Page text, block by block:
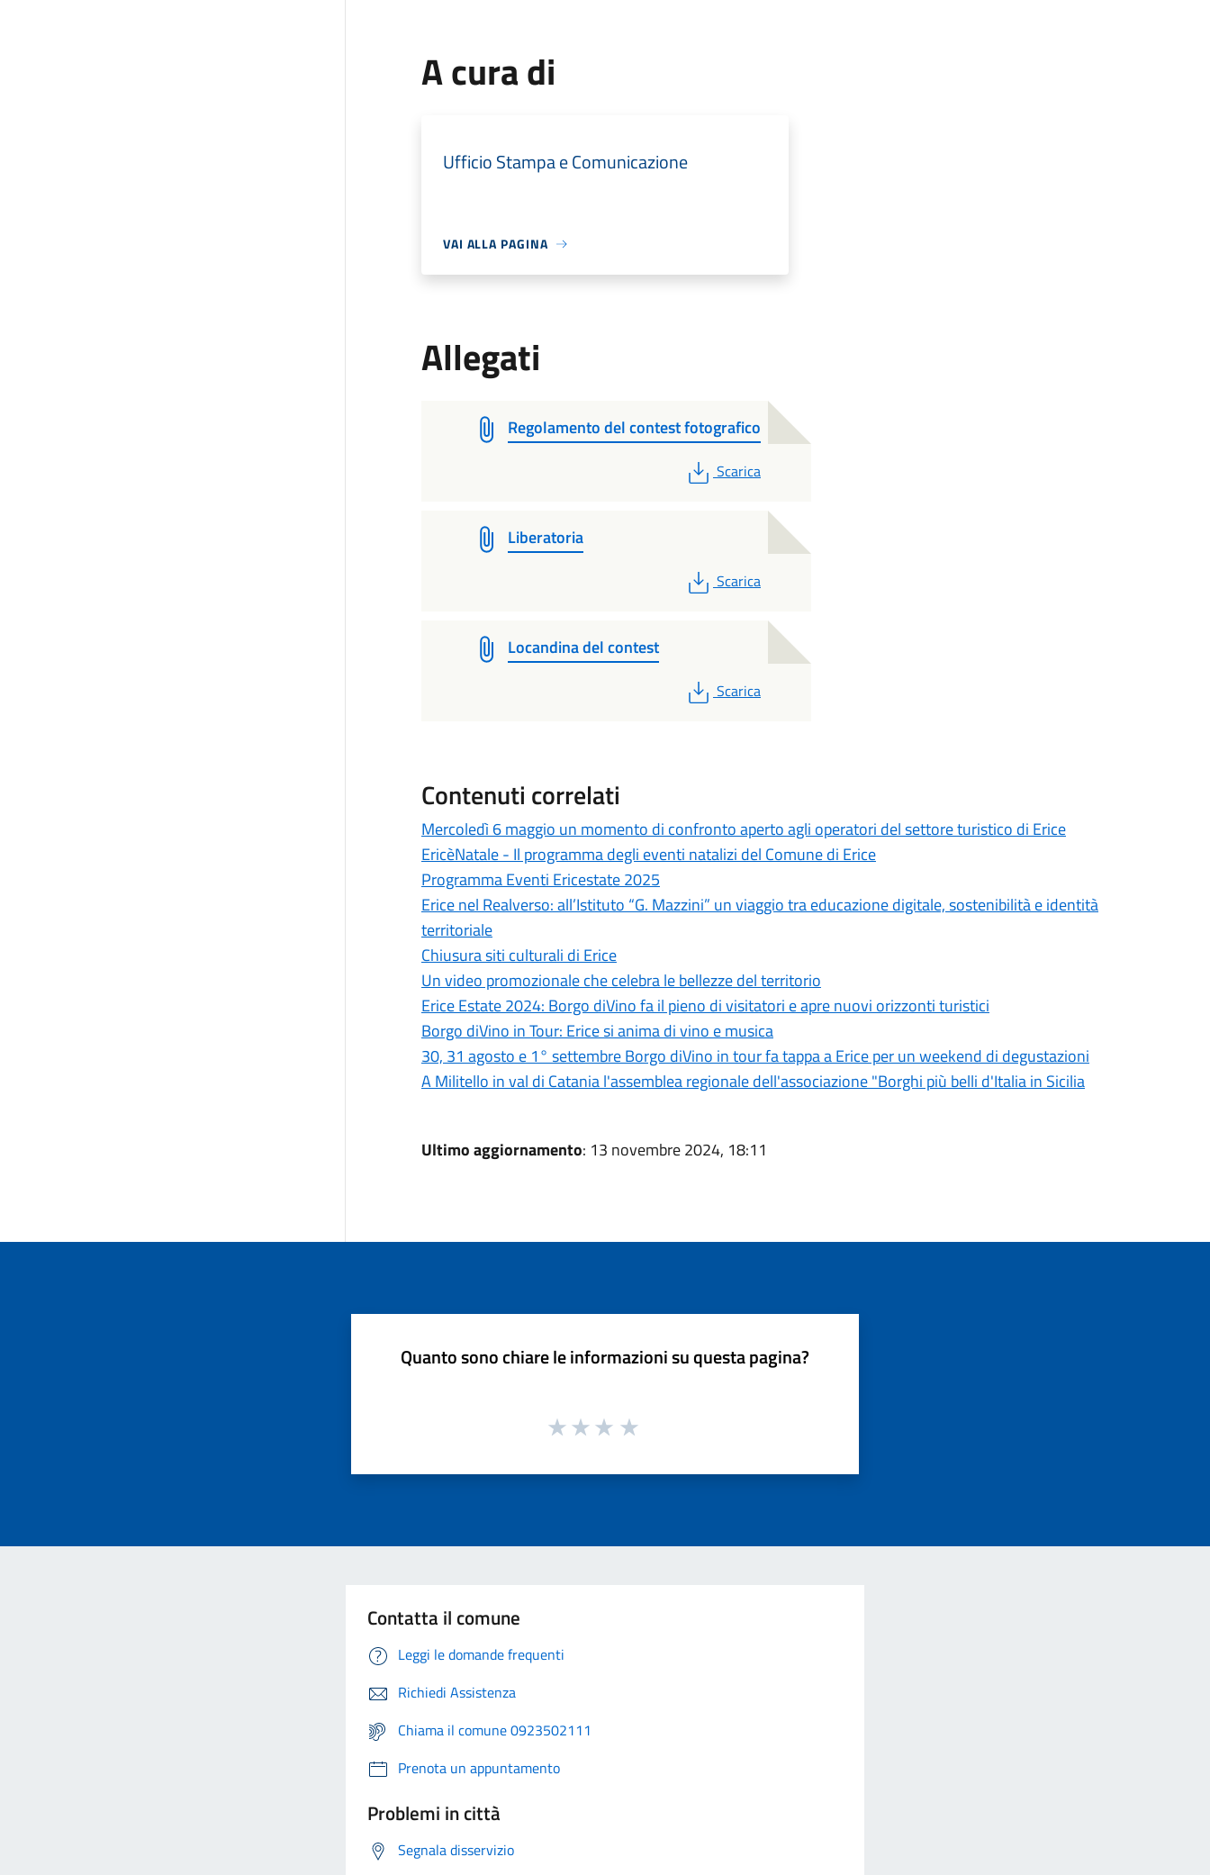
A cura di
Ufficio Stampa e Comunicazione
VAI ALLA PAGINA
Allegati
Regolamento del contest fotografico
PDF
Scarica
Liberatoria
PDF
Scarica
Locandina del contest
PDF
Scarica
Contenuti correlati
Mercoledì 6 maggio un momento di confronto aperto agli operatori del settore turistico di Erice
EricèNatale - Il programma degli eventi natalizi del Comune di Erice
Programma Eventi Ericestate 2025
Erice nel Realverso: all’Istituto “G. Mazzini” un viaggio tra educazione digitale, sostenibilità e identità
territoriale
Chiusura siti culturali di Erice
Un video promozionale che celebra le bellezze del territorio
Erice Estate 2024: Borgo diVino fa il pieno di visitatori e apre nuovi orizzonti turistici
Borgo diVino in Tour: Erice si anima di vino e musica
30, 31 agosto e 1° settembre Borgo diVino in tour fa tappa a Erice per un weekend di degustazioni
A Militello in val di Catania l'assemblea regionale dell'associazione "Borghi più belli d'Italia in Sicilia
Ultimo aggiornamento: 13 novembre 2024, 18:11
Quanto sono chiare le informazioni su questa pagina?
Contatta il comune
Leggi le domande frequenti
Richiedi Assistenza
Chiama il comune 0923502111
Prenota un appuntamento
Problemi in città
Segnala disservizio